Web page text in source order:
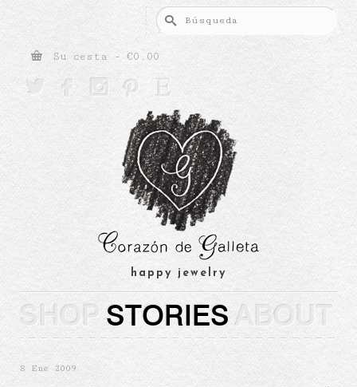
Buscar
por:
Su cesta - €0.00
    
happy jewelry
SHOP STORIES ABOUT
8 Ene 2009